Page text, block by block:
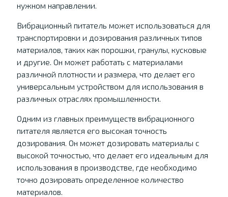
нужном направлении.
Вибрационный питатель может использоваться для
транспортировки и дозирования различных типов
материалов, таких как порошки, гранулы, кусковые
и другие. Он может работать с материалами
различной плотности и размера, что делает его
универсальным устройством для использования в
различных отраслях промышленности.
Одним из главных преимуществ вибрационного
питателя является его высокая точность
дозирования. Он может дозировать материалы с
высокой точностью, что делает его идеальным для
использования в производстве, где необходимо
точно дозировать определенное количество
материалов.